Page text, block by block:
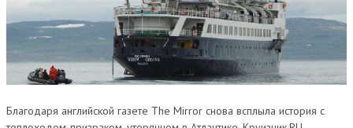
Благодаря английской газете The Mirror снова всплыла история с